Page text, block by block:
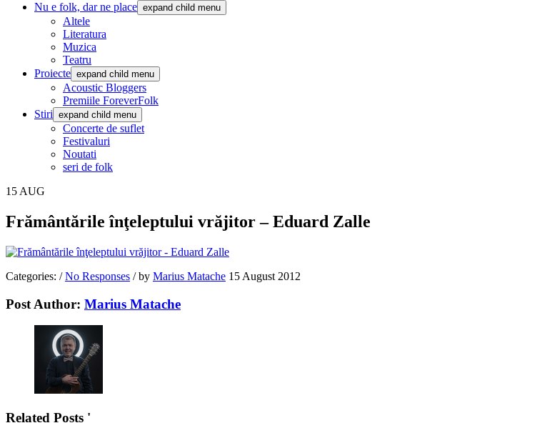
Nu e folk, dar ne place expand child menu
Altele
Literatura
Muzica
Teatru
Proiecte expand child menu
Acoustic Bloggers
Premiile ForeverFolk
Stiri expand child menu
Concerte de suflet
Festivaluri
Noutati
seri de folk
15 AUG
Frământările înţeleptului vrăjitor – Eduard Zalle
Categories: / No Responses /by Marius Matache 15 August 2012
Post Author: Marius Matache
Related Posts '